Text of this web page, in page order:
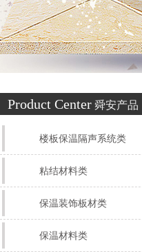
Product Center 舜安产品
楼板保温隔声系统类
粘结材料类
保温装饰板材类
保温材料类